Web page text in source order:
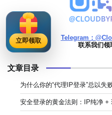
Telegram：
联系我们领
文章目录
为什么你的“代理IP登录”总以失
安全登录的黄金法则：IP纯净 +
立即领取